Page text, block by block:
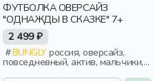
ФУТБОЛКА ОВЕРСАЙЗ
"ОДНАЖДЫ В СКАЗКЕ" 7+
2 499 ₽
BUNGLYроссия, оверсайз,
повседневный, актив, мальчики,